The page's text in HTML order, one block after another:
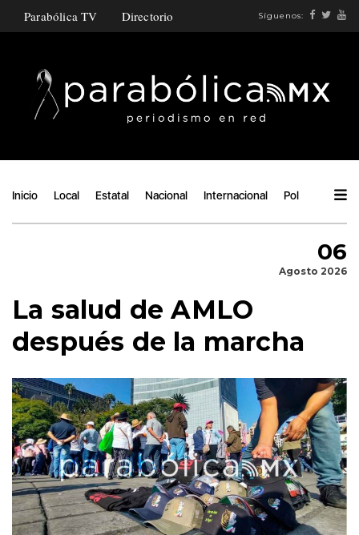
Parabólica TV Directorio Síguenos:
Inicio Local Estatal Nacional Internacional Política
06
Agosto 2026
La salud de AMLO
después de la marcha